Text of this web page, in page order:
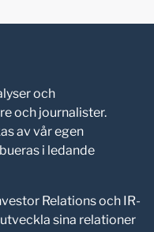
och
och journalister.
av vår egen
i ledande
Relations och IR-
sina relationer